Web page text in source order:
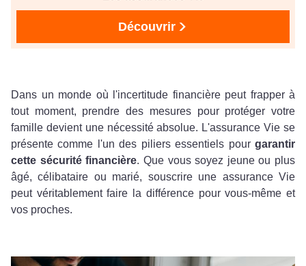
Découvrir
Dans un monde où l'incertitude financière peut frapper à
tout moment, prendre des mesures pour protéger votre
famille devient une nécessité absolue. L'assurance Vie se
présente comme l'un des piliers essentiels pour garantir
cette sécurité financière. Que vous soyez jeune ou plus
âgé, célibataire ou marié, souscrire une assurance Vie
peut véritablement faire la différence pour vous-même et
vos proches.